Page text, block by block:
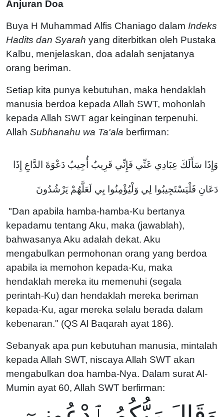
Anjuran Doa
Buya H Muhammad Alfis Chaniago dalam Indeks
Hadits dan Syarah yang diterbitkan oleh Pustaka
Kalbu, menjelaskan, doa adalah senjatanya
orang beriman.
Setiap kita punya kebutuhan, maka hendaklah
manusia berdoa kepada Allah SWT, mohonlah
kepada Allah SWT agar keinginan terpenuhi.
Allah Subhanahu wa Ta'ala berfirman:
وَإِذَا سَأَلَكَ عِبَادِي عَنِّي فَإِنِّي قَرِيبٌ أُجِيبُ دَعْوَةَ الدَّاعِ إِذَا
دَعَانِ فَلْيَسْتَجِيبُوا لِي وَلْيُؤْمِنُوا بِي لَعَلَّهُمْ يَرْشُدُونَ
"Dan apabila hamba-hamba-Ku bertanya
kepadamu tentang Aku, maka (jawablah),
bahwasanya Aku adalah dekat. Aku
mengabulkan permohonan orang yang berdoa
apabila ia memohon kepada-Ku, maka
hendaklah mereka itu memenuhi (segala
perintah-Ku) dan hendaklah mereka beriman
kepada-Ku, agar mereka selalu berada dalam
kebenaran." (QS Al Baqarah ayat 186).
Sebanyak apa pun kebutuhan manusia, mintalah
kepada Allah SWT, niscaya Allah SWT akan
mengabulkan doa hamba-Nya. Dalam surat Al-
Mumin ayat 60, Allah SWT berfirman: